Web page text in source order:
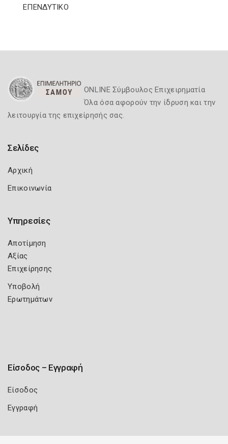
ΕΠΕΝΔΥΤΙΚΟ
ONLINE Σύμβουλος Επιχειρηματία
Όλα όσα αφορούν την ίδρυση και την
λειτουργία της επιχείρησής σας.
Σελίδες
Αρχική
Επικοινωνία
Υπηρεσίες
Αποτίμηση
Αξίας
Επιχείρησης
Υποβολή
Ερωτημάτων
Είσοδος – Εγγραφή
Είσοδος
Εγγραφή